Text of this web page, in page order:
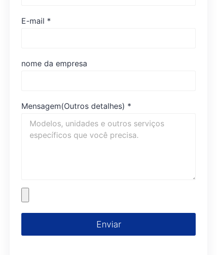
E-mail *
nome da empresa
Mensagem(Outros detalhes) *
Enviar